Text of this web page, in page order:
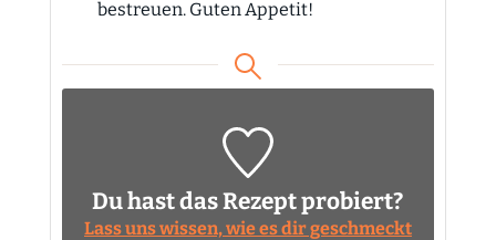
bestreuen. Guten Appetit!
Du hast das Rezept probiert?
Lass uns wissen, wie es dir geschmeckt